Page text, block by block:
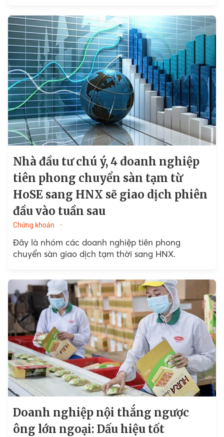
Nhà đầu tư chú ý, 4 doanh nghiệp
tiên phong chuyển sàn tạm từ
HoSE sang HNX sẽ giao dịch phiên
đầu vào tuần sau
Chứng khoán
Đây là nhóm các doanh nghiệp tiên phong
chuyển sàn giao dịch tạm thời sang HNX.
Doanh nghiệp nội thắng ngược
ông lớn ngoại: Dấu hiệu tốt